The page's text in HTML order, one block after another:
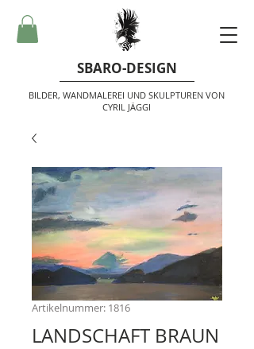
SBARO-DESIGN
BILDER, WANDMALEREI UND SKULPTUREN VON
CYRIL JÄGGI
Artikelnummer: 1816
LANDSCHAFT BRAUN